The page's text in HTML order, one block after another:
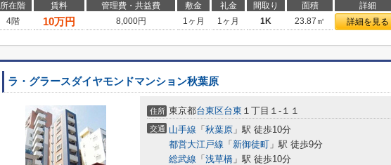
所在階 賃料 管理費・共益費 敷金 礼金 間取り 面積 詳細
4階
10万円 8,000円 1ヶ月 1ヶ月 1K 23.87㎡ 詳細を見る
ラ・グラースダイヤモンドマンション秋葉原
住所 東京都台東区台東 １丁目１-１１
交通 山手線 「 秋葉原 」駅 徒歩10分
都営大江戸線 「 新御徒町 」駅 徒歩9分
総武線 「 浅草橋 」駅 徒歩10分